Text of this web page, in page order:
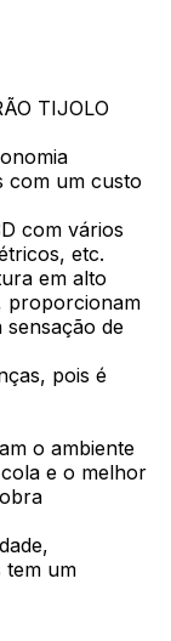
TIJOLO
com um custo
com vários
etc.
em alto
proporcionam
de
pois é
o ambiente
e o melhor
tem um